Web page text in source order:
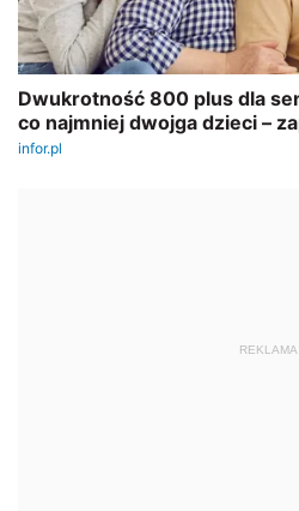
REKLAMA